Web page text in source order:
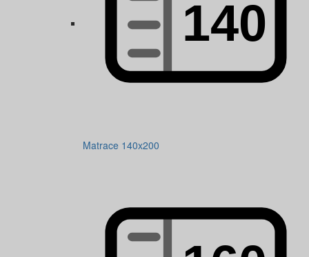
Matrace 140x200